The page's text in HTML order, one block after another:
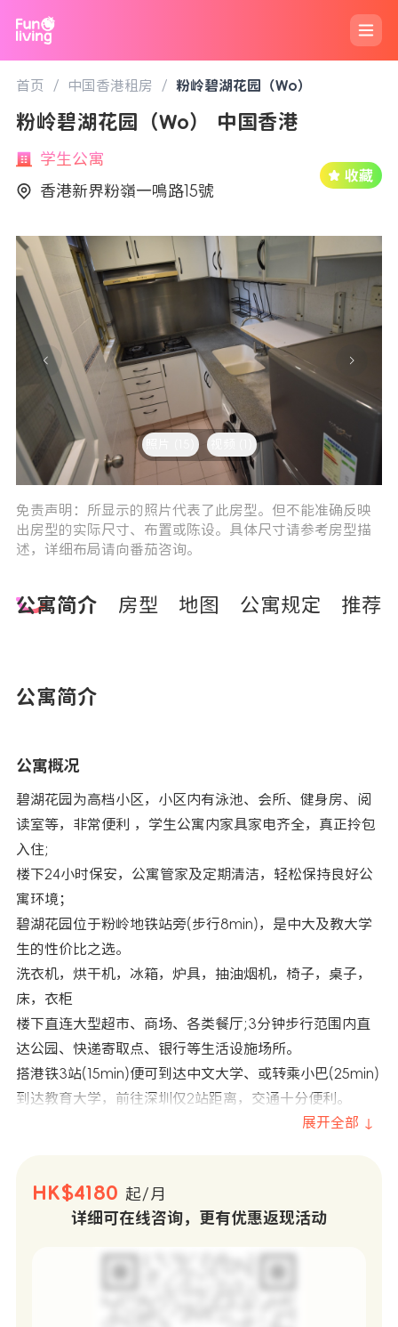
首页 / 中国香港租房 / 粉岭碧湖花园（Wo）
粉岭碧湖花园（Wo） 中国香港
学生公寓
香港新界粉嶺一鳴路15號
免责声明：所显示的照片代表了此房型。但不能准确反映
出房型的实际尺寸、布置或陈设。具体尺寸请参考房型描
述，详细布局请向番茄咨询。
公寓简介 房型 地图 公寓规定 推荐
公寓简介
公寓概况
碧湖花园为高档小区，小区内有泳池、会所、健身房、阅
读室等，非常便利 ，学生公寓内家具家电齐全，真正拎包
入住;
楼下24小时保安，公寓管家及定期清洁，轻松保持良好公
寓环境；
碧湖花园位于粉岭地铁站旁(步行8min)，是中大及教大学
生的性价比之选。
洗衣机，烘干机，冰箱，炉具，抽油烟机，椅子，桌子，
床，衣柜
楼下直连大型超市、商场、各类餐厅;3分钟步行范围内直
达公园、快递寄取点、银行等生活设施场所。
搭港铁3站(15min)便可到达中文大学、或转乘小巴(25min)
到达教育大学，前往深圳仅2站距离，交通十分便利。
展开全部 ↓
HK$4180 起/月
详细可在线咨询，更有优惠返现活动